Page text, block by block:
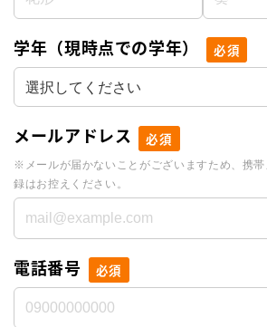
学年（現時点での学年） 必須
メールアドレス 必須
※メールが届かないことがございますため、携
録はお控えください。
電話番号 必須